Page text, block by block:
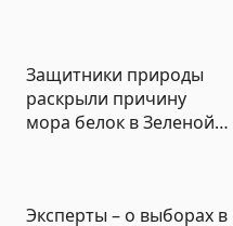
Защитники природы
раскрыли причину
мора белок в Зеленой
Эксперты – о выборах в